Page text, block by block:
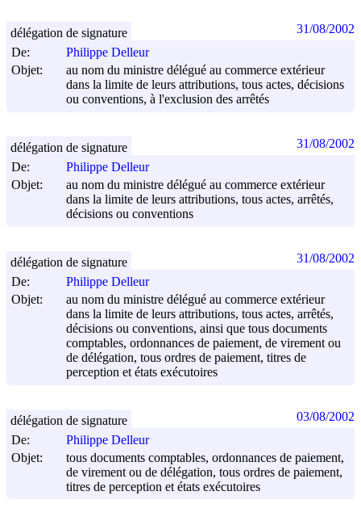
De:
Philippe Delleur
Objet:
au nom du ministre délégué au commerce extérieur
dans la limite de leurs attributions, tous actes, décisions
ou conventions, à l'exclusion des arrêtés
délégation de signature 31/08/2002
De:
Philippe Delleur
Objet:
au nom du ministre délégué au commerce extérieur
dans la limite de leurs attributions, tous actes, arrêtés,
décisions ou conventions
délégation de signature 31/08/2002
De:
Philippe Delleur
Objet:
au nom du ministre délégué au commerce extérieur
dans la limite de leurs attributions, tous actes, arrêtés,
décisions ou conventions, ainsi que tous documents
comptables, ordonnances de paiement, de virement ou
de délégation, tous ordres de paiement, titres de
perception et états exécutoires
délégation de signature 31/08/2002
De:
Philippe Delleur
Objet:
tous documents comptables, ordonnances de paiement,
de virement ou de délégation, tous ordres de paiement,
titres de perception et états exécutoires
délégation de signature 03/08/2002